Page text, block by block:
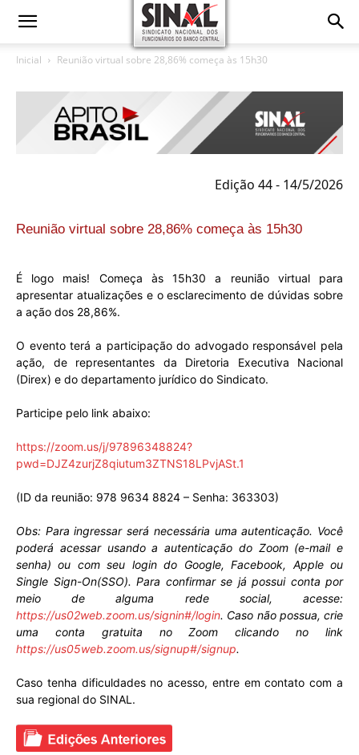
Inicial Reunião virtual sobre 28,86% começa às 15h30
Edição 44 - 14/5/2026
Reunião virtual sobre 28,86% começa às 15h30
É logo mais! Começa às 15h30 a reunião virtual para
apresentar atualizações e o esclarecimento de dúvidas sobre
a ação dos 28,86%.
O evento terá a participaçãodo advogado responsável pela
ação, de representantes da Diretoria Executiva Nacional
(Direx) e do departamento jurídico do Sindicato.
Participe pelo link abaixo:
https://zoom.us/j/97896348824?
pwd=DJZ4zurjZ8qiutum3ZTNS18LPvjASt.1
(ID da reunião: 978 9634 8824 – Senha: 363303)
Obs: Para ingressar será necessária uma autenticação. Você
poderá acessar usando a autenticação do Zoom (e-mail e
senha) ou com seu login do Google, Facebook, Apple ou
Single Sign-On(SSO). Para confirmar se já possui conta por
meio de alguma rede social, acesse:
https://us02web.zoom.us/signin#/login. Caso não possua, crie
uma conta gratuita no Zoom clicando no link
https://us05web.zoom.us/signup#/signup.
Caso tenha dificuldades no acesso, entre em contato com a
sua regional do SINAL.